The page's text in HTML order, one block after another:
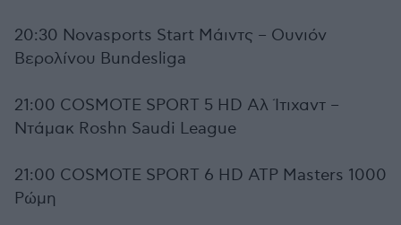
20:30 Novasports Start Μάιντς – Ουνιόν
Βερολίνου Bundesliga
21:00 COSMOTE SPORT 5 HD Αλ Ίτιχαντ –
Ντάμακ Roshn Saudi League
21:00 COSMOTE SPORT 6 HD ATP Masters 1000
Ρώμη